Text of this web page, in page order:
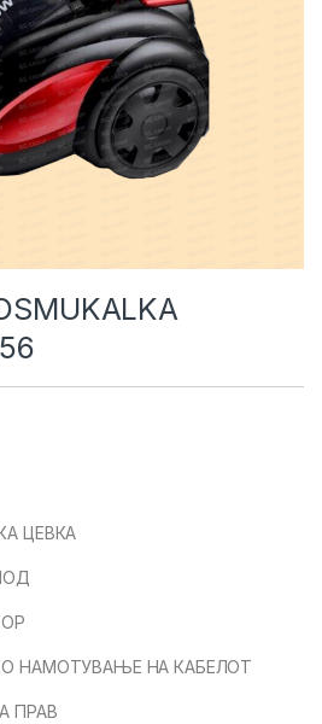
ЦЕВКА
НАМОТУВАЊЕ НА КАБЕЛОТ
ПРАВ